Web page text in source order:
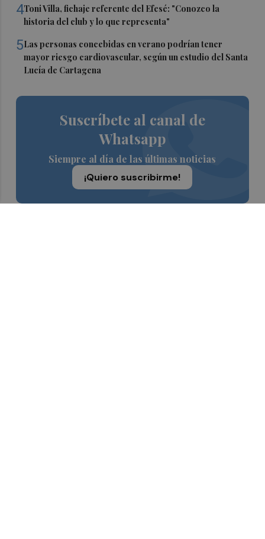
4Toni Villa, fichaje referente del Efesé: "Conozco la
historia del club y lo que representa"
5Las personas concebidas en verano podrían tener
mayor riesgo cardiovascular, según un estudio del Santa
Lucía de Cartagena
Suscríbete al canal de
Whatsapp
Siempre al día de las últimas noticias
¡Quiero suscribirme!